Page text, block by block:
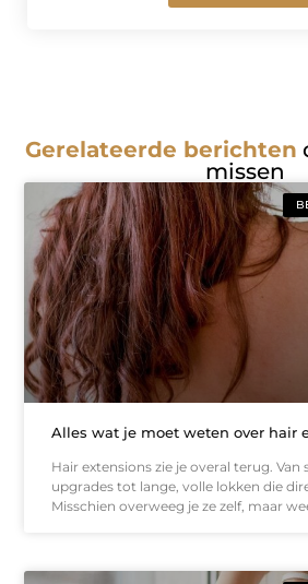
Gerelateerde berichten
missen
Alles wat je moet weten over hair
Hair extensions zie je overal terug.
upgrades tot lange, volle lokken die
Misschien overweeg je ze zelf, maar